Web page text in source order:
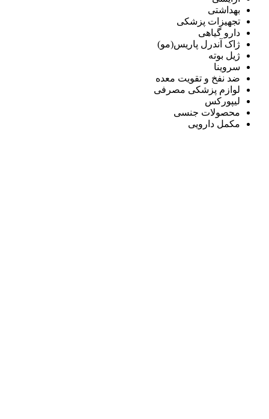
بهداشتی
تجهیزات پزشکی
دارو گیاهی
ژاک آندرل پاریس(مو)
ژیل بوته
سروینا
ضد نفخ و تقویت معده
لوازم پزشکی مصرفی
لیپورکس
محصولات جنسی
مکمل دارویی